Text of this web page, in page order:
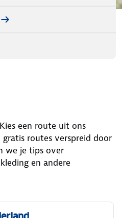
een route uit ons
routes verspreid door
we je tips over
en andere